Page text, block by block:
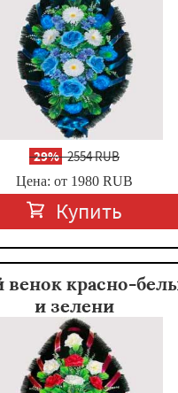
-29%2554 RUB
Цена: от 1980 RUB
Купить
венок красно-
и зелени